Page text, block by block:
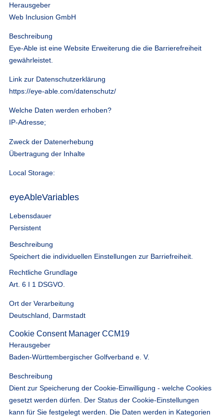
Herausgeber
Web Inclusion GmbH
Beschreibung
Eye-Able ist eine Website Erweiterung die die Barrierefreiheit
gewährleistet.
Link zur Datenschutzerklärung
https://eye-able.com/datenschutz/
Welche Daten werden erhoben?
IP-Adresse;
Zweck der Datenerhebung
Übertragung der Inhalte
Local Storage:
eyeAbleVariables
Lebensdauer
Persistent
Beschreibung
Speichert die individuellen Einstellungen zur Barriefreiheit.
Rechtliche Grundlage
Art. 6 I 1 DSGVO.
Ort der Verarbeitung
Deutschland, Darmstadt
Cookie Consent Manager CCM19
Herausgeber
Baden-Württembergischer Golfverband e. V.
Beschreibung
Dient zur Speicherung der Cookie-Einwilligung - welche Cookies
gesetzt werden dürfen. Der Status der Cookie-Einstellungen
kann für Sie festgelegt werden. Die Daten werden in Kategorien